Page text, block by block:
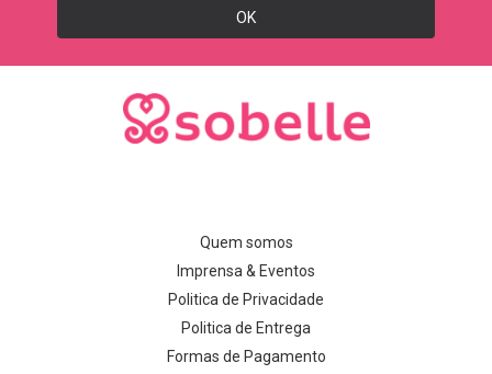
Quem somos
Imprensa & Eventos
Politica de Privacidade
Politica de Entrega
Formas de Pagamento